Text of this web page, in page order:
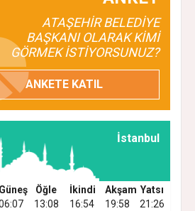
BELEDİYESİ’NİN
YENİ DÖNEMDE DE
ATAŞEHİR BELEDİYE
BAŞKANI OLARAK KİMİ
GÖRMEK İSTİYORSUNUZ?
ANKETE KATIL
İstanbul
Güneş Öğle İkindi Akşam Yatsı
13:08 16:54 19:58 21:26